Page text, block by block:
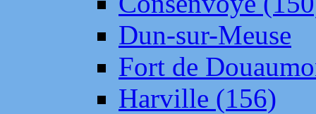
Dun-sur-Meuse
Fort de
Harville (156)